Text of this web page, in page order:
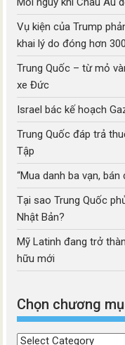
Vụ kiện của Trump
khai lý do đóng hơn
Trung Quốc – từ mỏ
xe Đức
Israel bác kế hoạch
Trung Quốc đáp trả
Tập
“Mua danh ba vạn,
Tại sao Trung Quốc
Nhật Bản?
Mỹ Latinh đang trở
hữu mới
Chọn chương
Chọn